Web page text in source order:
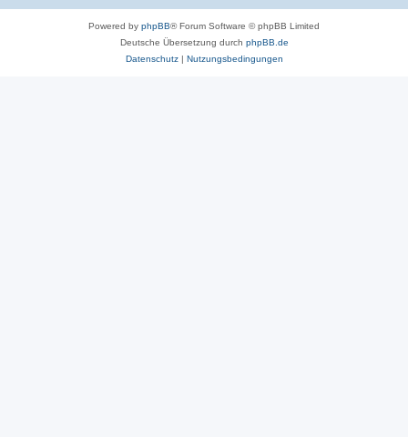
Powered by phpBB® Forum Software © phpBB Limited
Deutsche Übersetzung durch phpBB.de
Datenschutz| Nutzungsbedingungen